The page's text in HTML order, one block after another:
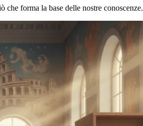
che forma la base delle nostre conoscenze.